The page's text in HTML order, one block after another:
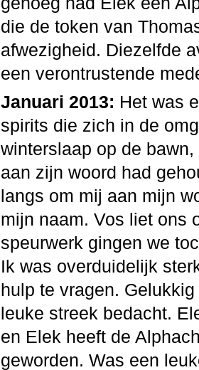
die de token van
afwezigheid. Diezelfde
een verontrustende
Januari 2013: Het was
spirits die zich in de
winterslaap op de
aan zijn woord had
langs om mij aan mijn
mijn naam. Vos liet ons
speurwerk gingen we
Ik was overduidelijk
hulp te vragen.
leuke streek bedacht.
en Elek heeft de
geworden. Was een